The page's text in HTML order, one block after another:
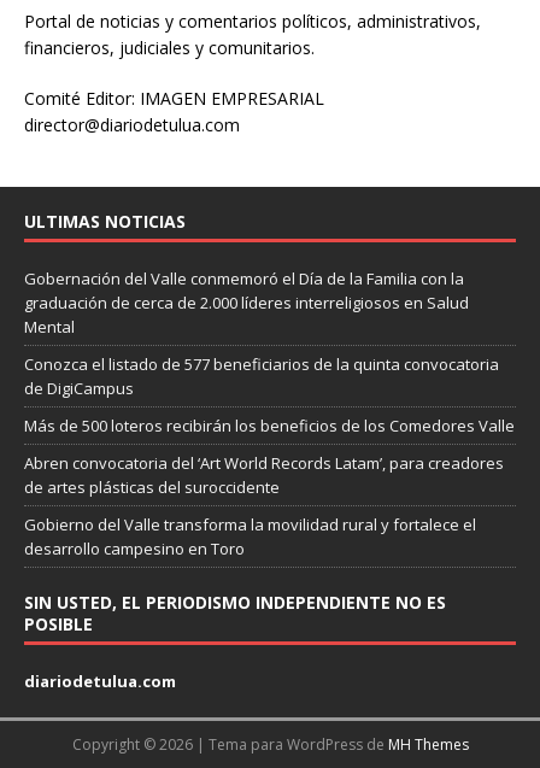
Portal de noticias y comentarios políticos, administrativos,
financieros, judiciales y comunitarios.
Comité Editor: IMAGEN EMPRESARIAL
director@diariodetulua.com
ULTIMAS NOTICIAS
Gobernación del Valle conmemoró el Día de la Familia con la
graduación de cerca de 2.000 líderes interreligiosos en Salud
Mental
Conozca el listado de 577 beneficiarios de la quinta convocatoria
de DigiCampus
Más de 500 loteros recibirán los beneficios de los Comedores Valle
Abren convocatoria del ‘Art World Records Latam’, para creadores
de artes plásticas del suroccidente
Gobierno del Valle transforma la movilidad rural y fortalece el
desarrollo campesino en Toro
SIN USTED, EL PERIODISMO INDEPENDIENTE NO ES
POSIBLE
diariodetulua.com
Copyright © 2026 | Tema para WordPress de MH Themes